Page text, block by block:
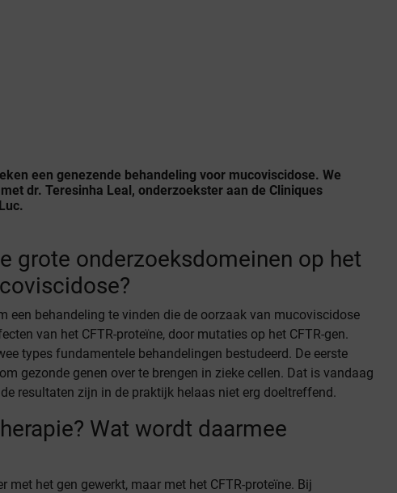
een genezende behandeling voor mucoviscidose. We
dr. Teresinha Leal, onderzoekster aan de Cliniques
grote onderzoeksdomeinen op het
een behandeling te vinden die de oorzaak van mucoviscidose
van het CFTR-proteïne, door mutaties op het CFTR-gen.
types fundamentele behandelingen bestudeerd. De eerste
gezonde genen over te brengen in zieke cellen. Dat is vandaag
resultaten zijn in de praktijk helaas niet erg doeltreffend.
Wat wordt daarmee
met het gen gewerkt, maar met het CFTR-proteïne. Bij